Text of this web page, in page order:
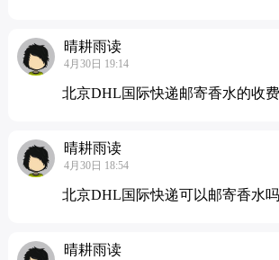
晴耕雨读
4月30日 19:14
北京DHL国际快递邮寄香水的收
晴耕雨读
4月30日 18:54
北京DHL国际快递可以邮寄香水
晴耕雨读